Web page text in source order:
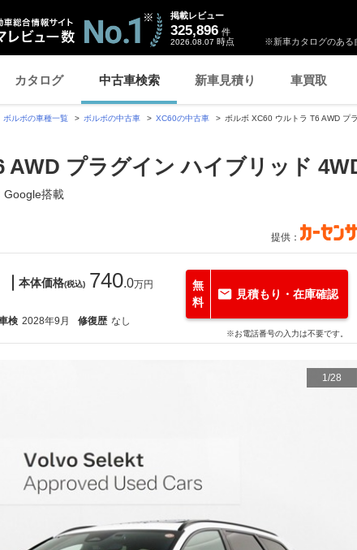
※新車カタログのある
掲載レビュー
325,896 件
2026.08.07 時点
カタログ 中古車検索 新車見積り 車買取
ボルボの車種一覧 ボルボの中古車 XC60の中古車 ボルボ XC60 ウルトラ T6 AWD プ
AWD プラグイン ハイブリッド
Google搭載
提供：
本体価格(税込) 740.0万円
検 2028年9月 修復歴 なし
無
料
見積もり・在庫確認
※お電話番号の入力は不要です。
1/28